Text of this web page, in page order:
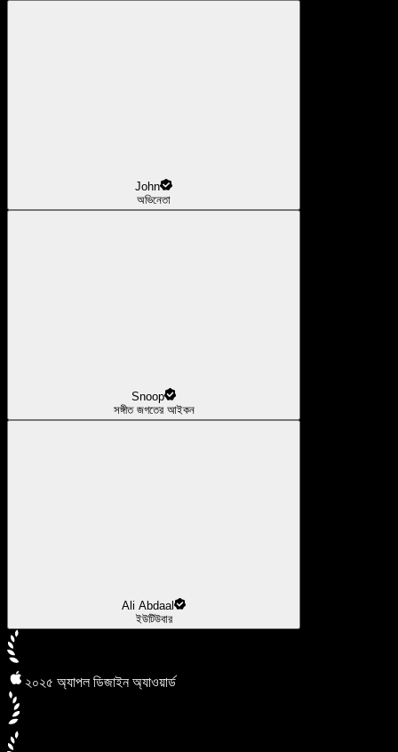
John
অভিনেতা
Snoop
সঙ্গীত জগতের আইকন
Ali Abdaal
ইউটিউবার
২০২৫ অ্যাপল ডিজাইন অ্যাওয়ার্ড